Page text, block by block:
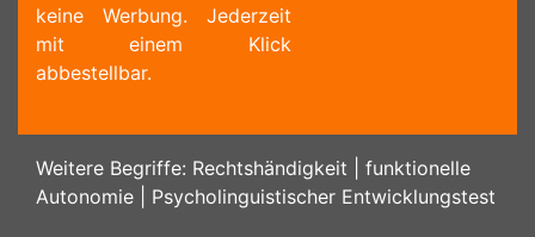
keine Werbung. Jederzeit
mit einem Klick
abbestellbar.
Weitere Begriffe: Rechtshändigkeit
funktionelle
Autonomie
Psycholinguistischer Entwicklungstest